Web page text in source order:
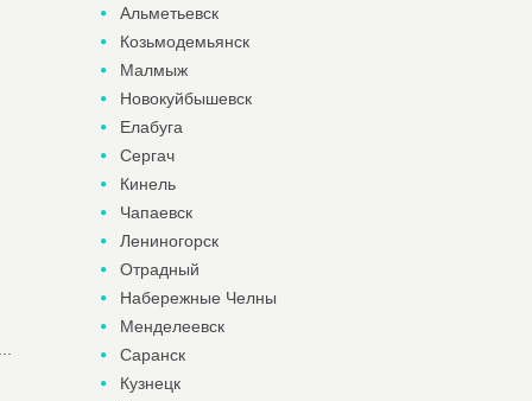
Альметьевск
Козьмодемьянск
Малмыж
Новокуйбышевск
Елабуга
Сергач
Кинель
Чапаевск
Лениногорск
Отрадный
Набережные Челны
Менделеевск
Саранск
Кузнецк